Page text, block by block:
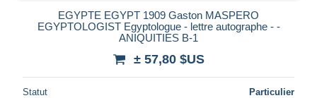
EGYPTE EGYPT 1909 Gaston MASPERO
EGYPTOLOGIST Egyptologue - lettre autographe - -
ANIQUITIES B-1
± 57,80 $US
Statut Particulier